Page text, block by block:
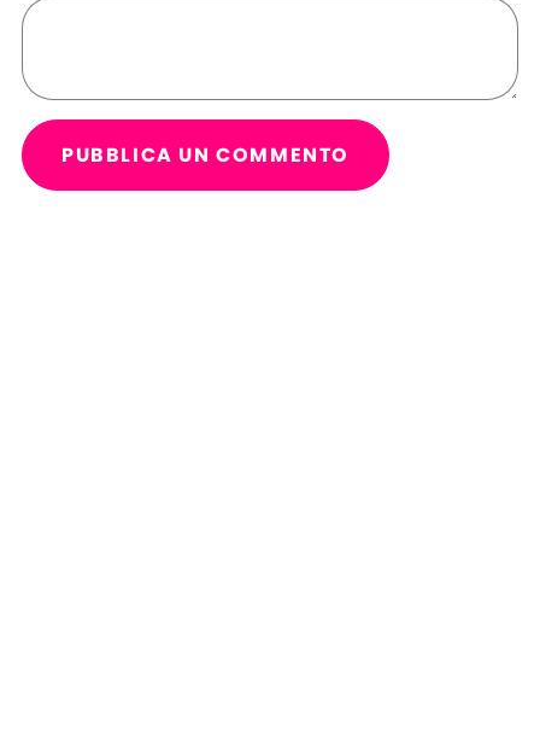
PUBBLICA UN COMMENTO